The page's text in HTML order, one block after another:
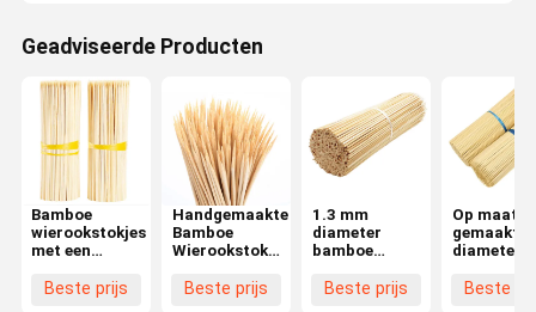
Geadviseerde Producten
Bamboe
wierookstokjes
met een
cm voor het
Beste prijs
Handgemaakte
Bamboe
Wierookstokjes
Milieuvriendelijk
Beste prijs
1.3 mm
diameter
bamboe
met
Beste prijs
Op maat
gemaakte
diameter
brandende
Beste